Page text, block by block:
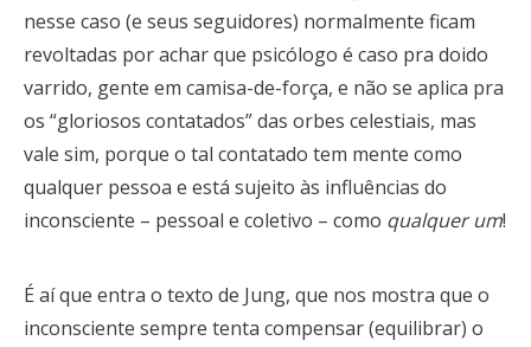
nesse caso (e seus seguidores) normalmente ficam
revoltadas por achar que psicólogo é caso pra doido
varrido, gente em camisa-de-força, e não se aplica pra
os “gloriosos contatados” das orbes celestiais, mas
vale sim, porque o tal contatado tem mente como
qualquer pessoa e está sujeito às influências do
inconsciente – pessoal e coletivo – como qualquer um!
É aí que entra o texto de Jung, que nos mostra que o
inconsciente sempre tenta compensar (equilibrar) o